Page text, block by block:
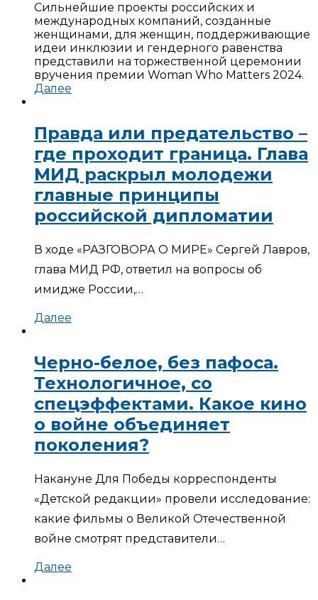
Сильнейшие проекты российских и
международных компаний, созданные
женщинами, для женщин, поддерживающие
идеи инклюзии и гендерного равенства
представили на торжественной церемонии
вручения премии Woman Who Matters 2024.
Далее
Правда или предательство –
где проходит граница. Глава
МИД раскрыл молодежи
главные принципы
российской дипломатии
В ходе «РАЗГОВОРА О МИРЕ» Сергей Лавров,
глава МИД РФ, ответил на вопросы об
имидже России,…
Далее
Черно-белое, без пафоса.
Технологичное, со
спецэффектами. Какое кино
о войне объединяет
поколения?
Накануне Для Победы корреспонденты
«Детской редакции» провели исследование:
какие фильмы о Великой Отечественной
войне смотрят представители…
Далее